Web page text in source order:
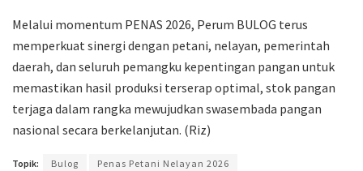
Melalui momentum PENAS 2026, Perum BULOG terus
memperkuat sinergi dengan petani, nelayan, pemerintah
daerah, dan seluruh pemangku kepentingan pangan untuk
memastikan hasil produksi terserap optimal, stok pangan
terjaga dalam rangka mewujudkan swasembada pangan
nasional secara berkelanjutan. (Riz)
Topik: Bulog
Penas Petani Nelayan 2026